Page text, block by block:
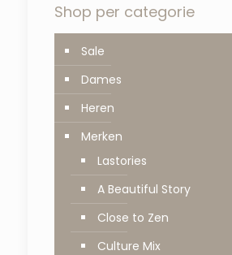
Shop per categorie
Sale
Dames
Heren
Merken
Lastories
A Beautiful Story
Close to Zen
Culture Mix